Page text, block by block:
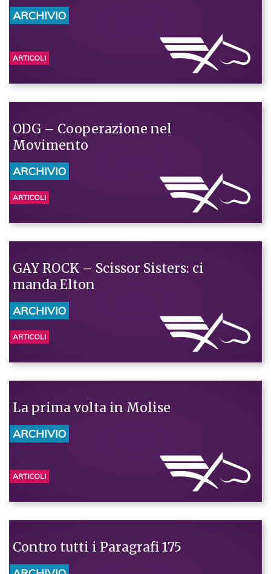
ARCHIVIO
ARTICOLI
ODG – Cooperazione nel
Movimento
ARCHIVIO
ARTICOLI
GAY ROCK – Scissor Sisters: ci
manda Elton
ARCHIVIO
ARTICOLI
La prima volta in Molise
ARCHIVIO
ARTICOLI
Contro tutti i Paragrafi 175